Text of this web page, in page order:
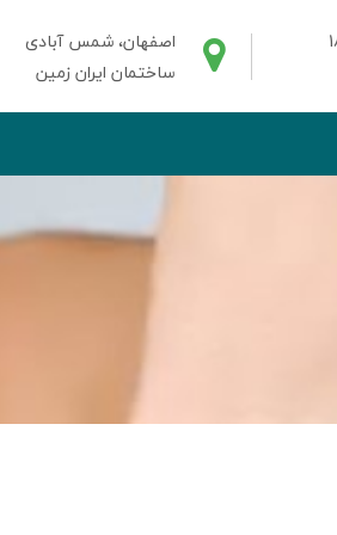
اصفهان، شمس آبادی
ساختمان ایران زمین